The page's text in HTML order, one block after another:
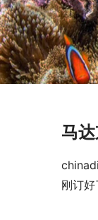
马
刚订